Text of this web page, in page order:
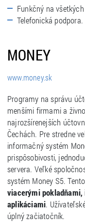
Funkčný na
Telefonická podpora.
MONEY
www.money.sk
Programy na správu
menšími firmami a
najrozšírenejších
Čechách. Pre stredne
informačný systém
prispôsobivosti,
servera. Veľké
systém Money S5.
viacerými
aplikáciami.
úplný začiatočník.